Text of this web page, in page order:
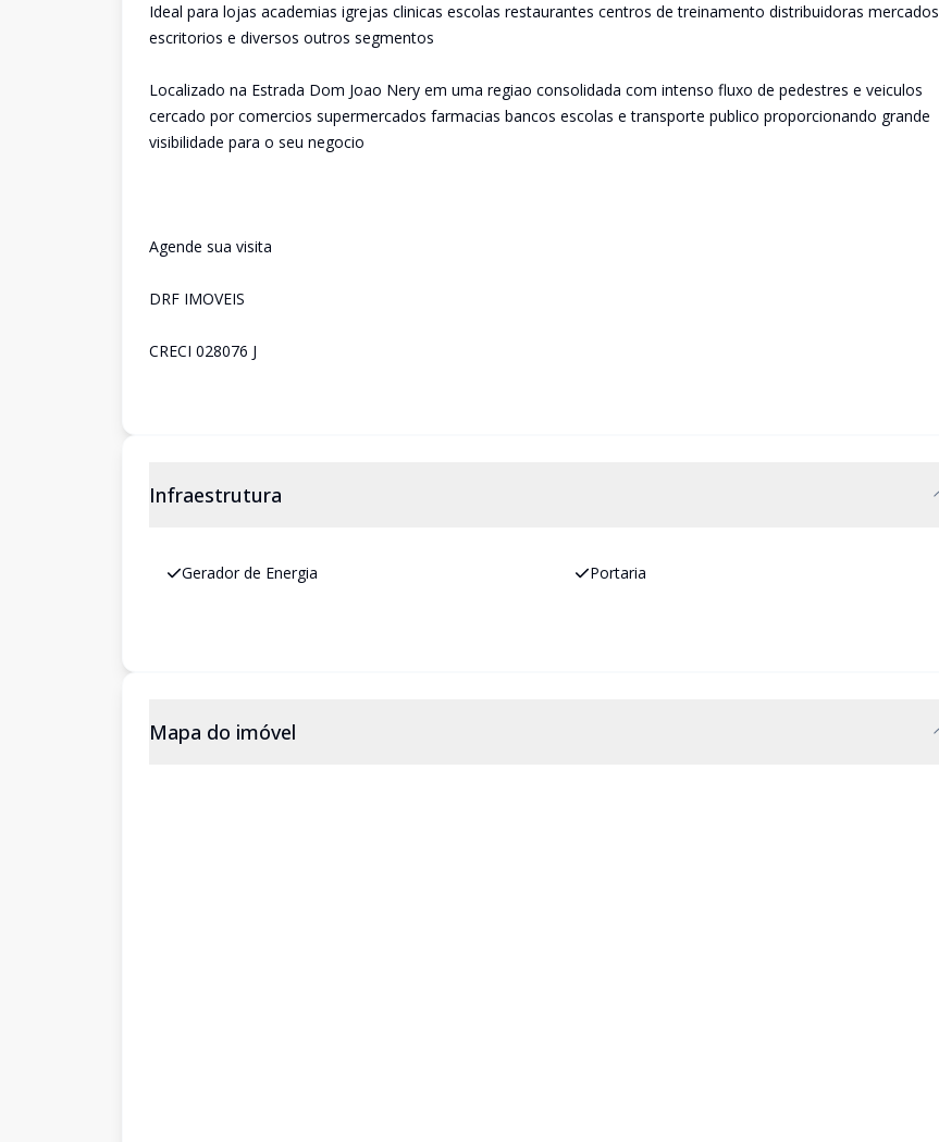
Ideal para lojas academias igrejas clinicas escolas restaurantes centros de treinamento distribuidoras mercados
escritorios e diversos outros segmentos
Localizado na Estrada Dom Joao Nery em uma regiao consolidada com intenso fluxo de pedestres e veiculos
cercado por comercios supermercados farmacias bancos escolas e transporte publico proporcionando grande
visibilidade para o seu negocio
Agende sua visita
DRF IMOVEIS
CRECI 028076 J
Infraestrutura
Gerador de Energia Portaria
Mapa do imóvel